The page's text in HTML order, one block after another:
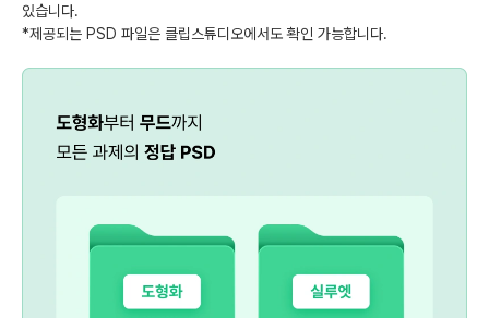
있습니다.
*제공되는 PSD 파일은 클립스튜디오에서도 확인 가능합니다.